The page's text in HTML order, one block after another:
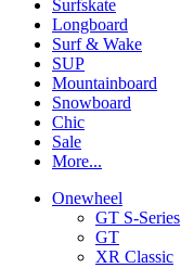
Surfskate
Longboard
Surf & Wake
SUP
Mountainboard
Snowboard
Chic
Sale
More...
Onewheel
GT S-Series
GT
XR Classic